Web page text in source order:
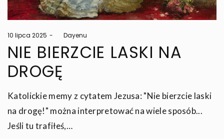
Posted
on
10 lipca 2025 byDayenu
NIE BIERZCIE LASKI NA
DROGĘ
Katolickie memy z cytatem Jezusa: "Nie bierzcie laski
na drogę!" można interpretować na wiele sposób...
Jeśli tu trafiłeś,…